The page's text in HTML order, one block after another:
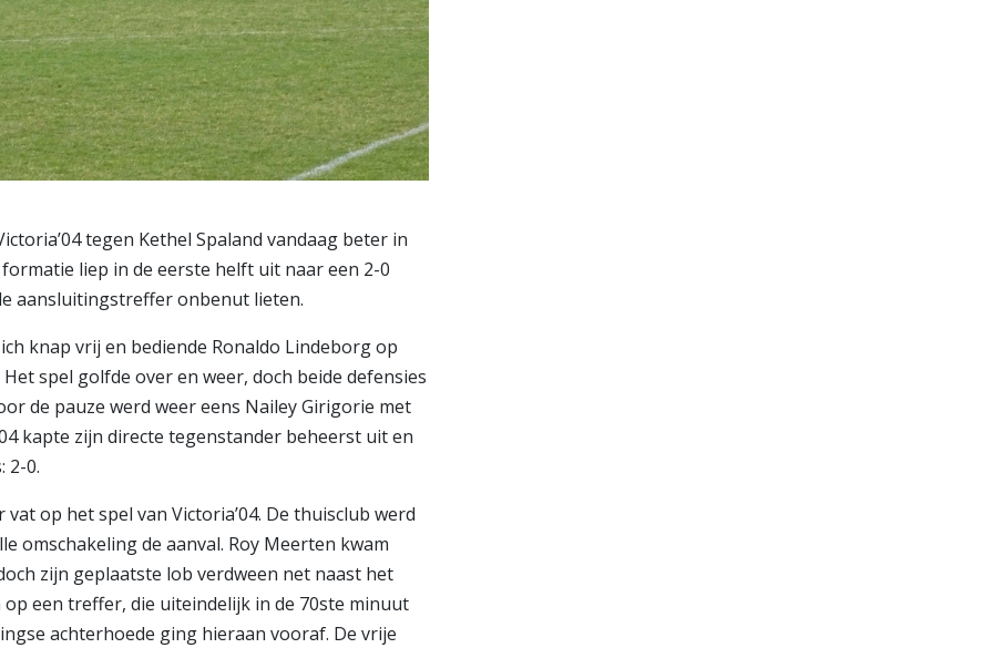
tegen Kethel Spaland vandaag beter in
liep in de eerste helft uit naar een 2-0
aansluitingstreffer onbenut lieten.
knap vrij en bediende Ronaldo Lindeborg op
spel golfde over en weer, doch beide defensies
de pauze werd weer eens Nailey Girigorie met
kapte zijn directe tegenstander beheerst uit en
2-0.
op het spel van Victoria’04. De thuisclub werd
omschakeling de aanval. Roy Meerten kwam
zijn geplaatste lob verdween net naast het
op een treffer, die uiteindelijk in de 70ste minuut
achterhoede ging hieraan vooraf. De vrije